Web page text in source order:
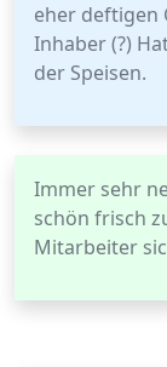
eher deftigen
Inhaber (?)
der Speisen.
Immer sehr
schön frisch
Mitarbeiter